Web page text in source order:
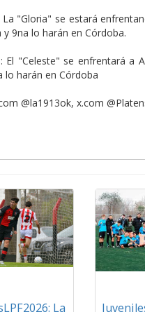
"Gloria" se estará
y 9na lo harán en Córdoba.
El "Celeste" se enfrentará a
lo harán en Córdoba
@la1913ok, x.com
La